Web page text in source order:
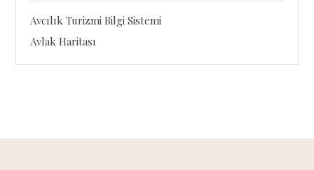
Avcılık Turizmi Bilgi Sistemi
Avlak Haritası